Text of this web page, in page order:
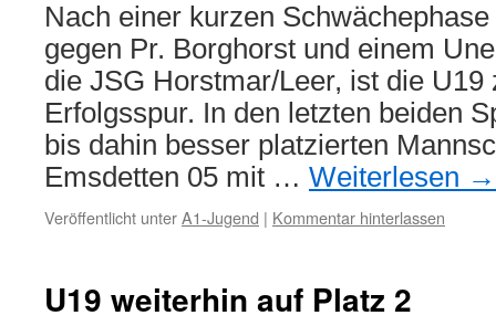
Nach einer kurzen
gegen Pr. Borghorst und einem
die JSG Horstmar/Leer, ist die U19
Erfolgsspur. In den letzten beiden
bis dahin besser platzierten
Emsdetten 05 mit … Weiterlesen →
Veröffentlicht unterA1-Jugend | Kommentar hinterlassen
U19 weiterhin auf Platz 2